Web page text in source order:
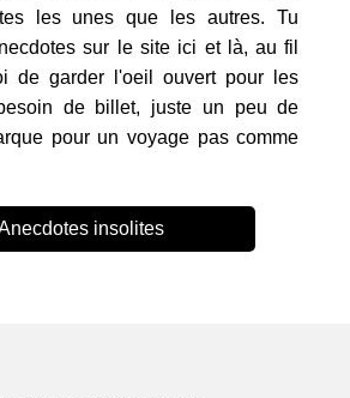
les unes que les autres. Tu
sur le site ici et là, au fil
de garder l'oeil ouvert pour les
de billet, juste un peu de
pour un voyage pas comme
insolites